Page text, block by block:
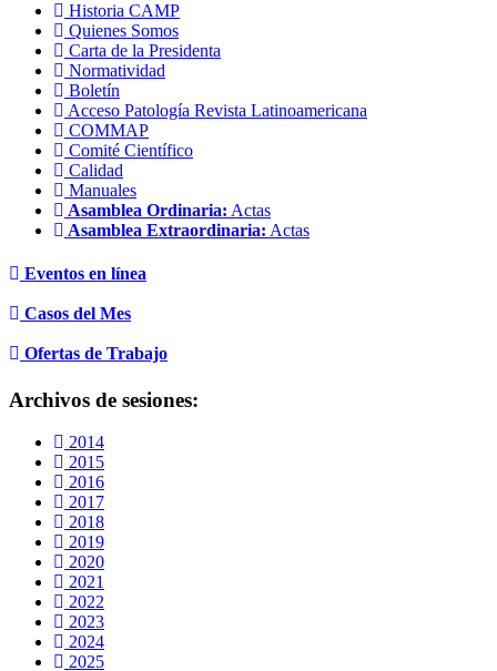
Historia CAMP
Quienes Somos
Carta de la Presidenta
Normatividad
Boletín
Acceso Patología Revista Latinoamericana
COMMAP
Comité Científico
Calidad
Manuales
Asamblea Ordinaria: Actas
Asamblea Extraordinaria: Actas
Eventos en línea
Casos del Mes
Ofertas de Trabajo
Archivos de sesiones:
2014
2015
2016
2017
2018
2019
2020
2021
2022
2023
2024
2025